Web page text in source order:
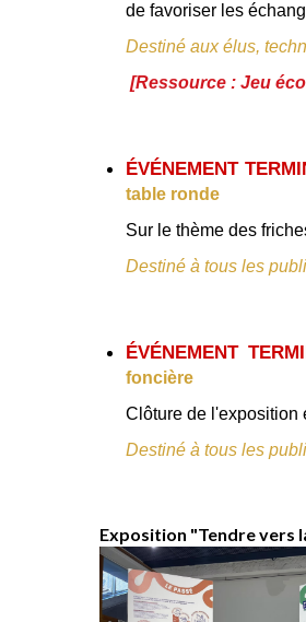
de favoriser les
Destiné aux élus,
[Ressource : Jeu
ÉVÉNEMENT
table ronde
Sur le thème des
Destiné à tous les
ÉVÉNEMENT
foncière
Clôture de l'exposition
Destiné à tous les
Exposition "Tendre vers